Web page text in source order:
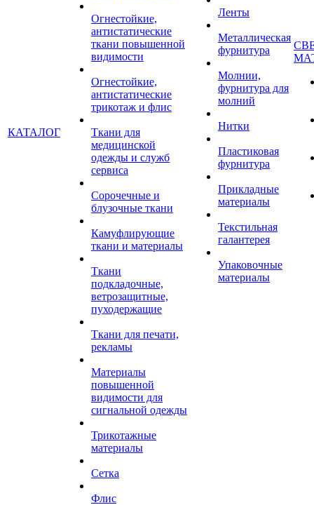
КАТАЛОГ
Огнестойкие,
антистатические
ткани повышенной
видимости
Огнестойкие,
антистатические
трикотаж и флис
Ткани для
медицинской
одежды и служб
сервиса
Сорочечные и
блузочные ткани
Камуфлирующие
ткани и материалы
Ткани
подкладочные,
ветрозащитные,
пуходержащие
Ткани для печати,
рекламы
Материалы
повышенной
видимости для
сигнальной одежды
Трикотажные
материалы
Сетка
Флис
Ленты
Металлическая
фурнитура
Молнии,
фурнитура для
молний
Нитки
Пластиковая
фурнитура
Прикладные
материалы
Текстильная
галантерея
Упаковочные
материалы